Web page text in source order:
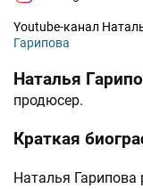
Youtube-канал
Гарипова
Наталья
продюсер.
Краткая
Наталья Гарипова